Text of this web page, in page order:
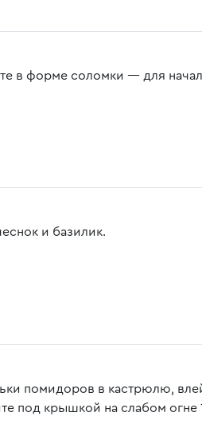
в форме соломки — для
и базилик.
помидоров в кастрюлю,
под крышкой на слабом огне